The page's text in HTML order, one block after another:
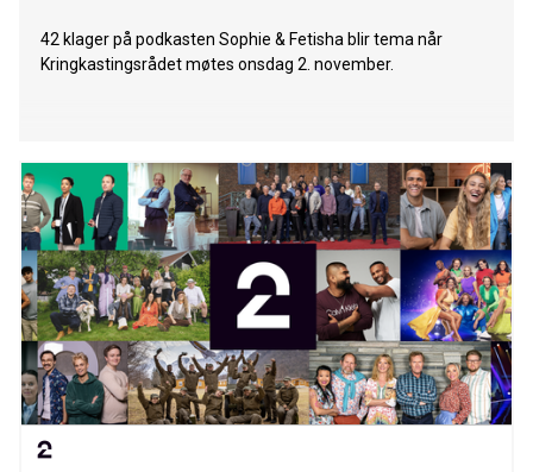
42 klager på podkasten Sophie & Fetisha blir tema når
Kringkastingsrådet møtes onsdag 2. november.